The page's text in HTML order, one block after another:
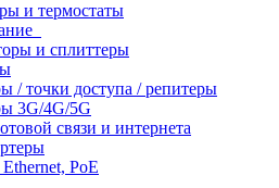
и термостаты
и сплиттеры
/ точки доступа / репитеры
3G/4G/5G
связи и интернета
PoE